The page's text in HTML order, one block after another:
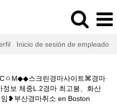
Inicio de sesión de empleado
ㅇM◆◆스크린경마사이트⌘경마
보 체중L.2경마 최고봉、화산
❥부산경마취소 en Boston